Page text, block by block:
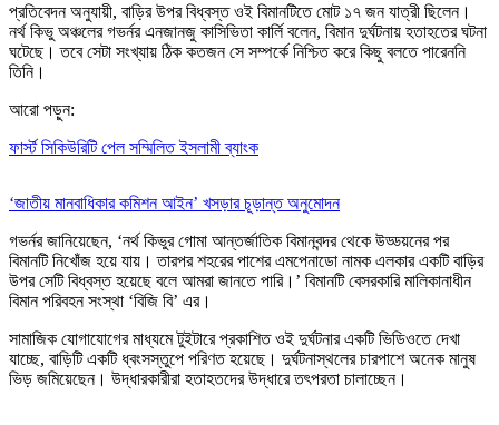
প্রতিবেদন অনুযায়ী, বাড়ির উপর বিধ্বস্ত ওই বিমানটিতে মোট ১৭ জন যাত্রী ছিলেন।
নর্থ কিভু অঞ্চলের গভর্নর এনজানজু কাসিভিতা কার্লি বলেন, বিমান দুর্ঘটনায় হতাহতের ঘটনা
ঘটেছে। তবে সেটা সংখ্যায় ঠিক কতজন সে সম্পর্কে নিশ্চিত করে কিছু বলতে পারেননি
তিনি।
আরো পড়ুন:
ফার্স্ট সিকিউরিটি পেল সম্মিলিত ইসলামী ব্যাংক
‘জাতীয় মানবাধিকার কমিশন আইন’ খসড়ার চূড়ান্ত অনুমোদন
গভর্নর জানিয়েছেন, ‘নর্থ কিভুর গোমা আন্তর্জাতিক বিমানবন্দর থেকে উড্ডয়নের পর
বিমানটি নিখোঁজ হয়ে যায়। তারপর শহরের পাশের এমপেনাডো নামক এলকার একটি বাড়ির
উপর সেটি বিধ্বস্ত হয়েছে বলে আমরা জানতে পারি।’ বিমানটি বেসরকারি মালিকানাধীন
বিমান পরিবহন সংস্থা ‘বিজি বি’ এর।
সামাজিক যোগাযোগের মাধ্যমে টুইটারে প্রকাশিত ওই দুর্ঘটনার একটি ভিডিওতে দেখা
যাচ্ছে, বাড়িটি একটি ধ্বংসস্তুপে পরিণত হয়েছে। দুর্ঘটনাস্থলের চারপাশে অনেক মানুষ
ভিড় জমিয়েছেন। উদ্ধারকারীরা হতাহতদের উদ্ধারে তৎপরতা চালাচ্ছেন।